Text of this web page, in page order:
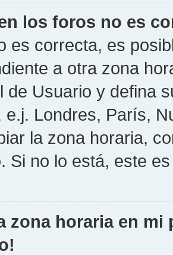
los foros no es
es correcta, es
a otra zona
de Usuario y defina
e.j. Londres, París,
la zona horaria,
Si no lo está, este
zona horaria en